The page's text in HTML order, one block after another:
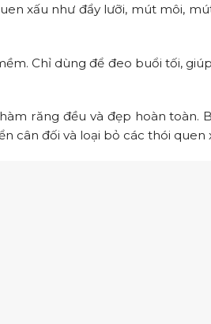
xấu như đẩy lưỡi, mút môi,
Chỉ dùng để đeo buổi tối,
răng đều và đẹp hoàn toàn.
cân đối và loại bỏ các thói quen